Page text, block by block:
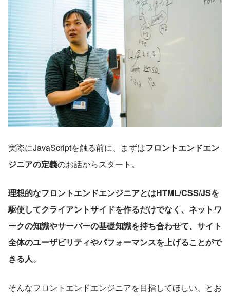
実際にJavaScriptを触る前に、まずはフロントエンドエン
ジニアの定義のお話からスタート。
理想的なフロントエンドエンジニアとはHTML/CSS/JSを
駆使してクライアントサイドを作るだけでなく、ネットワ
ークの知識やサーバーの基礎知識を持ち合わせて、サイト
全体のユーザビリティやパフォーマンスを上げることがで
きる人。
そんなフロントエンドエンジニアを目指してほしい、とお